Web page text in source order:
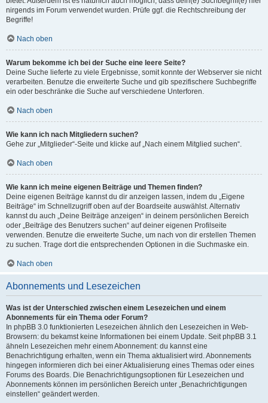
nirgends im Forum verwendet wurden. Prüfe ggf. die Rechtschreibung der
Begriffe!
Nach oben
Warum bekomme ich bei der Suche eine leere Seite?
Deine Suche lieferte zu viele Ergebnisse, somit konnte der Webserver sie nicht
verarbeiten. Benutze die erweiterte Suche und gib spezifischere Suchbegriffe
ein oder beschränke die Suche auf verschiedene Unterforen.
Nach oben
Wie kann ich nach Mitgliedern suchen?
Gehe zur „Mitglieder“-Seite und klicke auf „Nach einem Mitglied suchen“.
Nach oben
Wie kann ich meine eigenen Beiträge und Themen finden?
Deine eigenen Beiträge kannst du dir anzeigen lassen, indem du „Eigene
Beiträge“ im Schnellzugriff oben auf der Boardseite auswählst. Alternativ
kannst du auch „Deine Beiträge anzeigen“ in deinem persönlichen Bereich
oder „Beiträge des Benutzers suchen“ auf deiner eigenen Profilseite
verwenden. Benutze die erweiterte Suche, um nach von dir erstellen Themen
zu suchen. Trage dort die entsprechenden Optionen in die Suchmaske ein.
Nach oben
Abonnements und Lesezeichen
Was ist der Unterschied zwischen einem Lesezeichen und einem
Abonnements für ein Thema oder Forum?
In phpBB 3.0 funktionierten Lesezeichen ähnlich den Lesezeichen in Web-
Browsern: du bekamst keine Informationen bei einem Update. Seit phpBB 3.1
ähneln Lesezeichen mehr einem Abonnement: du kannst eine
Benachrichtigung erhalten, wenn ein Thema aktualisiert wird. Abonnements
hingegen informieren dich bei einer Aktualisierung eines Themas oder eines
Forums des Boards. Die Benachrichtigungsoptionen für Lesezeichen und
Abonnements können im persönlichen Bereich unter „Benachrichtigungen
einstellen“ geändert werden.